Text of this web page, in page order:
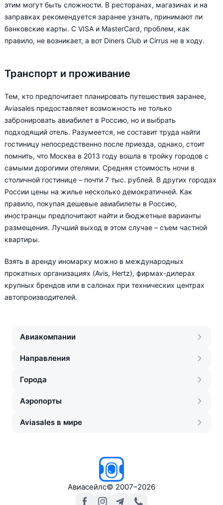
этим могут быть сложности. В ресторанах, магазинах и на
заправках рекомендуется заранее узнать, принимают ли
банковские карты. С VISA и MasterCard, проблем, как
правило, не возникает, а вот Diners Club и Cirrus не в ходу.
Транспорт и проживание
Тем, кто предпочитает планировать путешествия заранее,
Aviasales предоставляет возможность не только
забронировать авиабилет в Россию, но и выбрать
подходящий отель. Разумеется, не составит труда найти
гостиницу непосредственно после приезда, однако, стоит
помнить, что Москва в 2013 году вошла в тройку городов с
самыми дорогими отелями. Средняя стоимость ночи в
столичной гостинице – почти 7 тыс. рублей. В других городах
России цены на жилье несколько демократичней. Как
правило, покупая дешевые авиабилеты в Россию,
иностранцы предпочитают найти и бюджетные варианты
размещения. Лучший выход в этом случае – съем частной
квартиры.
Взять в аренду иномарку можно в международных
прокатных организациях (Avis, Hertz), фирмах-дилерах
крупных брендов или в салонах при технических центрах
автопроизводителей.
Авиакомпании
Направления
Города
Аэропорты
Aviasales в мире
Авиасейлс© 2007–2026